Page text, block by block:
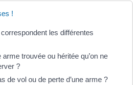
!
les différentes
arme trouvée ou héritée qu’on ne
?
de vol ou de perte d’une arme ?